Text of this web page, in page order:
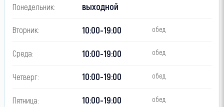
Понедельник: выходной
Вторник: 10:00-19:00 обед
Среда: 10:00-19:00 обед
Четверг: 10:00-19:00 обед
Пятница: 10:00-19:00 обед